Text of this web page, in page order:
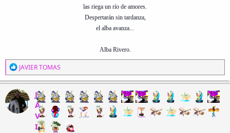
las riega un río de amores.
Despertarán sin tardanza,
el alba avanza...
Alba Rivero.
R
e
a
c
c
i
o
JAVIER TOMAS
J
A
V
I